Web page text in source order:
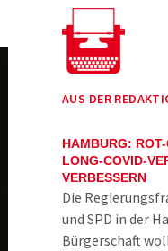
AUS DER
HAMBURG:
LONG-COVID-
VERBESSERN
Die
und SPD in der
Bürgerschaft